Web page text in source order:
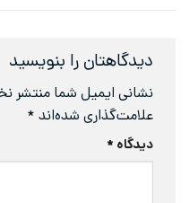
دیدگاهتان را بنویسید
نشانی ایمیل شما منتشر
علامت‌گذاری شده‌اند *
دیدگاه *